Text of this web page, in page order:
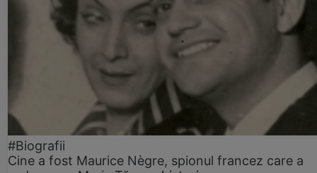
#Biografii
Cine a fost Maurice Nègre, spionul francez care a